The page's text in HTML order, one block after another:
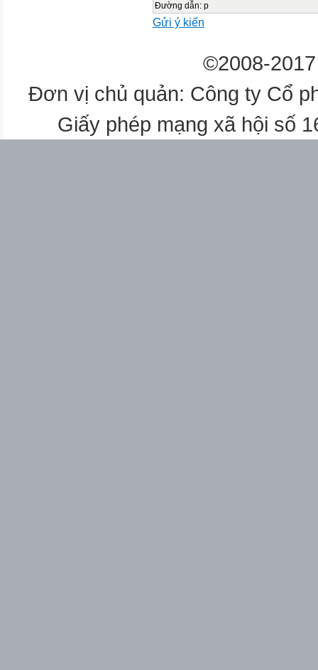
Đường dẫn: p
Gửi ý kiến
©2008-
Đơn vị chủ quản: Công ty Cổ
Giấy phép mạng xã hội số